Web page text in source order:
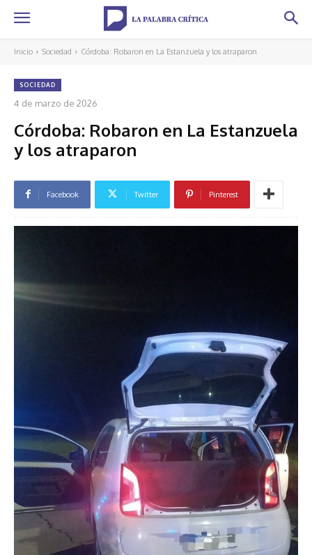
Inicio Sociedad Córdoba: Robaron en La Estanzuela y los atraparon
SOCIEDAD
4 de marzo de 2026
Córdoba: Robaron en La Estanzuela
y los atraparon
Facebook Twitter Pinterest